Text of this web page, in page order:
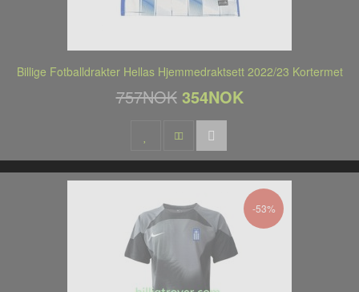
Billige Fotballdrakter Hellas Hjemmedraktsett 2022/23 Kortermet
757NOK 354NOK
-53%